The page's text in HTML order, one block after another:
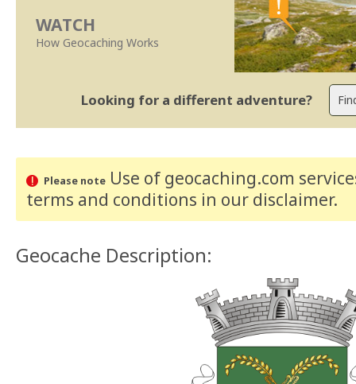
WATCH
How Geocaching Works
Looking for a different adventure?
Please noteUse of geocaching.com
terms and conditions in our disclaimer.
Geocache Description: